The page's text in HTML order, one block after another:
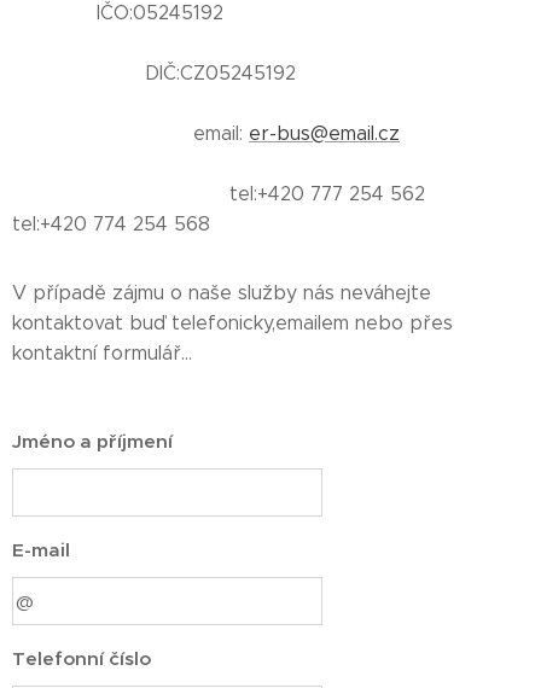
IČO:05245192
DIČ:CZ05245192
email: er-bus@email.cz
tel:+420 777 254 562
tel:+420 774 254 568
V případě zájmu o naše služby nás neváhejte
kontaktovat buď telefonicky,emailem nebo přes
kontaktní formulář...
Jméno a příjmení
E-mail
Telefonní číslo